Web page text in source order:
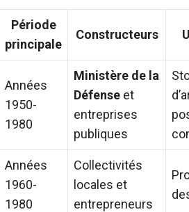
Période
principale
Constructeurs
Années
1950-
1980
Ministère de la
Défense et
entreprises
publiques
Années
1960-
1980
Collectivités
locales et
entrepreneurs